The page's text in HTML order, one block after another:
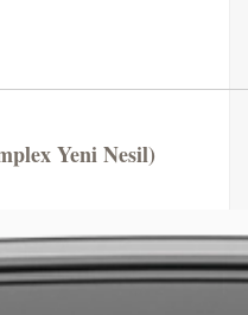
Yeni Nesil)